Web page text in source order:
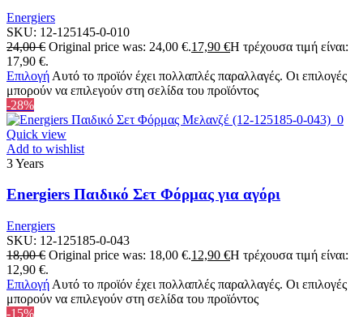
Energiers
SKU: 12-125145-0-010
24,00€ Original price was: 24,00 €.17,90 €Η τρέχουσα τιμή είναι:
17,90 €.
Επιλογή Αυτό το προϊόν έχει πολλαπλές παραλλαγές. Οι επιλογές
μπορούν να επιλεγούν στη σελίδα του προϊόντος
-28%
Quick view
Add to wishlist
3 Years
Energiers Παιδικό Σετ Φόρμας για αγόρι
Energiers
SKU: 12-125185-0-043
18,00€ Original price was: 18,00 €.12,90 €Η τρέχουσα τιμή είναι:
12,90 €.
Επιλογή Αυτό το προϊόν έχει πολλαπλές παραλλαγές. Οι επιλογές
μπορούν να επιλεγούν στη σελίδα του προϊόντος
-15%